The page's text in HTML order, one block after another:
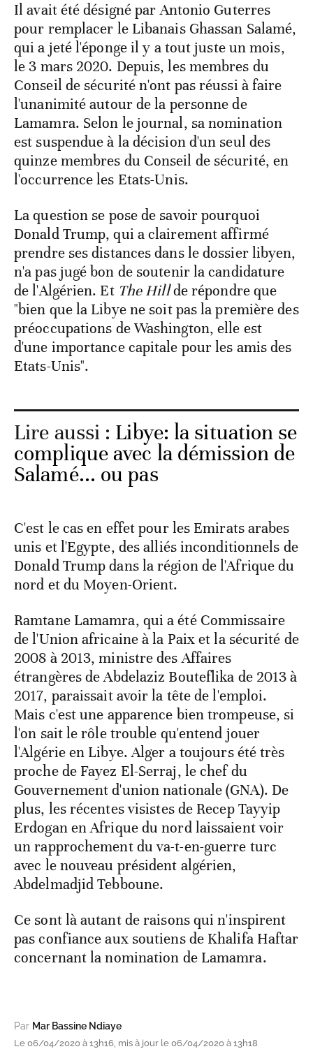
Il avait été désigné par Antonio Guterres
pour remplacer le Libanais Ghassan Salamé,
qui a jeté l'éponge il y a tout juste un mois,
le 3 mars 2020. Depuis, les membres du
Conseil de sécurité n'ont pas réussi à faire
l'unanimité autour de la personne de
Lamamra. Selon le journal, sa nomination
est suspendue à la décision d'un seul des
quinze membres du Conseil de sécurité, en
l'occurrence les Etats-Unis.
La question se pose de savoir pourquoi
Donald Trump, qui a clairement affirmé
prendre ses distances dans le dossier libyen,
n'a pas jugé bon de soutenir la candidature
de l'Algérien. Et The Hillde répondre que
"bien que la Libye ne soit pas la première des
préoccupations de Washington, elle est
d'une importance capitale pour les amis des
Etats-Unis".
Lire aussi : Libye: la situation se
complique avec la démission de
Salamé... ou pas
C'est le cas en effet pour les Emirats arabes
unis et l'Egypte, des alliés inconditionnels de
Donald Trump dans la région de l'Afrique du
nord et du Moyen-Orient.
Ramtane Lamamra, qui a été Commissaire
de l'Union africaine à la Paix et la sécurité de
2008 à 2013, ministre des Affaires
étrangères de Abdelaziz Bouteflika de 2013 à
2017, paraissait avoir la tête de l'emploi.
Mais c'est une apparence bien trompeuse, si
l'on sait le rôle trouble qu'entend jouer
l'Algérie en Libye. Alger a toujours été très
proche de Fayez El-Serraj, le chef du
Gouvernement d'union nationale (GNA). De
plus, les récentes visistes de Recep Tayyip
Erdogan en Afrique du nord laissaient voir
un rapprochement du va-t-en-guerre turc
avec le nouveau président algérien,
Abdelmadjid Tebboune.
Ce sont là autant de raisons qui n'inspirent
pas confiance aux soutiens de Khalifa Haftar
concernant la nomination de Lamamra.
Par Mar Bassine Ndiaye
Le 06/04/2020 à 13h16, mis à jour le 06/04/2020 à 13h18